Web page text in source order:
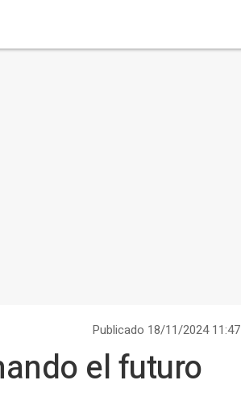
Publicado 18/11/2024 11:47
el futuro